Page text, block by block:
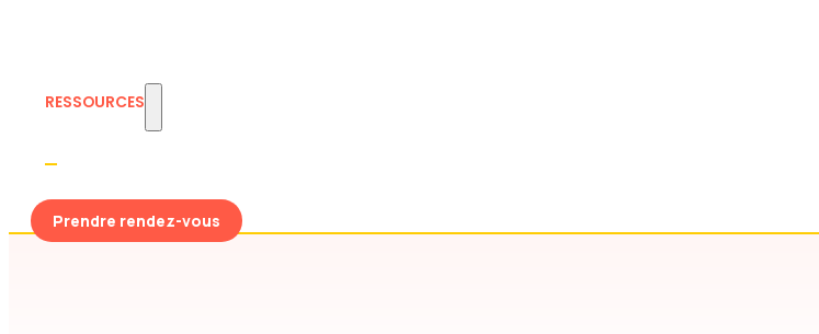
RESSOURCES
Prendre rendez-vous